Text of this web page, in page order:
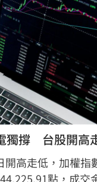
獨撐　台股開高
開高走低，加權指
點，成交